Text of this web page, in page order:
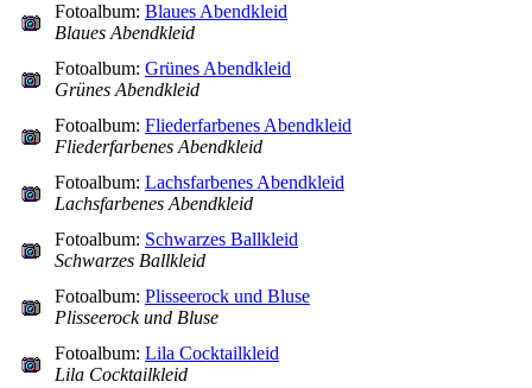
Fotoalbum: Blaues Abendkleid
Blaues Abendkleid
Fotoalbum: Grünes Abendkleid
Grünes Abendkleid
Fotoalbum: Fliederfarbenes Abendkleid
Fliederfarbenes Abendkleid
Fotoalbum: Lachsfarbenes Abendkleid
Lachsfarbenes Abendkleid
Fotoalbum: Schwarzes Ballkleid
Schwarzes Ballkleid
Fotoalbum: Plisseerock und Bluse
Plisseerock und Bluse
Fotoalbum: Lila Cocktailkleid
Lila Cocktailkleid